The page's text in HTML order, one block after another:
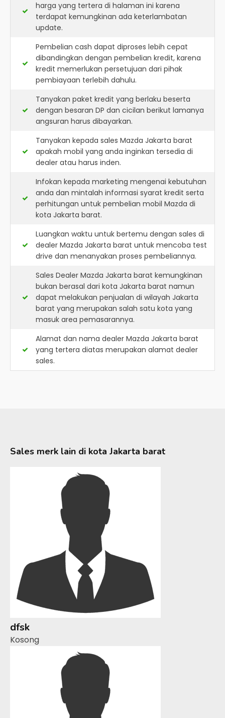
harga yang tertera di halaman ini karena
terdapat kemungkinan ada keterlambatan
update.
Pembelian cash dapat diproses lebih cepat
dibandingkan dengan pembelian kredit, karena
kredit memerlukan persetujuan dari pihak
pembiayaan terlebih dahulu.
Tanyakan paket kredit yang berlaku beserta
dengan besaran DP dan cicilan berikut lamanya
angsuran harus dibayarkan.
Tanyakan kepada sales Mazda Jakarta barat
apakah mobil yang anda inginkan tersedia di
dealer atau harus inden.
Infokan kepada marketing mengenai kebutuhan
anda dan mintalah informasi syarat kredit serta
perhitungan untuk pembelian mobil Mazda di
kota Jakarta barat.
Luangkan waktu untuk bertemu dengan sales di
dealer Mazda Jakarta barat untuk mencoba test
drive dan menanyakan proses pembeliannya.
Sales Dealer Mazda Jakarta barat kemungkinan
bukan berasal dari kota Jakarta barat namun
dapat melakukan penjualan di wilayah Jakarta
barat yang merupakan salah satu kota yang
masuk area pemasarannya.
Alamat dan nama dealer Mazda Jakarta barat
yang tertera diatas merupakan alamat dealer
sales.
Sales merk lain di kota Jakarta barat
dfsk
Kosong